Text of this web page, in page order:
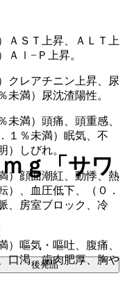
ＡＳＴ上昇、ＡＬＴ上
Ａｌ−Ｐ上昇。
レアチニン上昇、尿
未満）尿沈渣陽性。
満）頭痛、頭重感、
１％未満）眠気、不
）しびれ。
）顔面潮紅、動悸、熱
）、血圧低下、（０．
、房室ブロック、冷
嘔気・嘔吐、腹痛、
口渇、歯肉肥厚、胸や
ｇ「サワ
後発品